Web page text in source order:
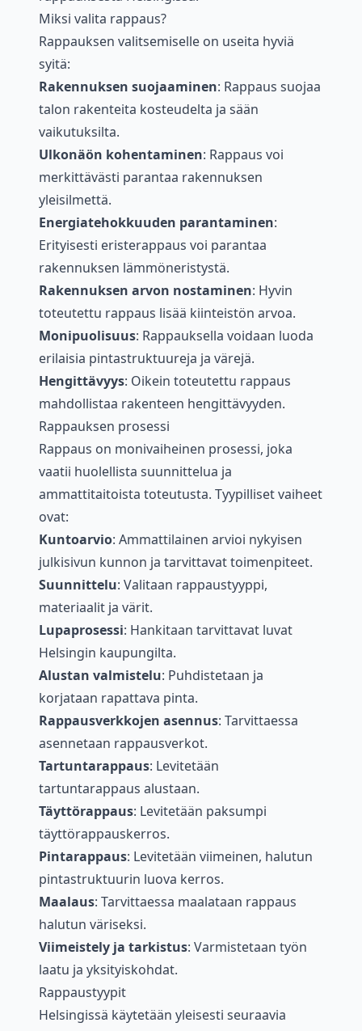
Miksi valita rappaus?
Rappauksen valitsemiselle on useita hyviä
syitä:
Rakennuksen suojaaminen: Rappaus suojaa
talon rakenteita kosteudelta ja sään
vaikutuksilta.
Ulkonäön kohentaminen: Rappaus voi
merkittävästi parantaa rakennuksen
yleisilmettä.
Energiatehokkuuden parantaminen:
Erityisesti eristerappaus voi parantaa
rakennuksen lämmöneristystä.
Rakennuksen arvon nostaminen: Hyvin
toteutettu rappaus lisää kiinteistön arvoa.
Monipuolisuus: Rappauksella voidaan luoda
erilaisia pintastruktuureja ja värejä.
Hengittävyys: Oikein toteutettu rappaus
mahdollistaa rakenteen hengittävyyden.
Rappauksen prosessi
Rappaus on monivaiheinen prosessi, joka
vaatii huolellista suunnittelua ja
ammattitaitoista toteutusta. Tyypilliset vaiheet
ovat:
Kuntoarvio: Ammattilainen arvioi nykyisen
julkisivun kunnon ja tarvittavat toimenpiteet.
Suunnittelu: Valitaan rappaustyyppi,
materiaalit ja värit.
Lupaprosessi: Hankitaan tarvittavat luvat
Helsingin kaupungilta.
Alustan valmistelu: Puhdistetaan ja
korjataan rapattava pinta.
Rappausverkkojen asennus: Tarvittaessa
asennetaan rappausverkot.
Tartuntarappaus: Levitetään
tartuntarappaus alustaan.
Täyttörappaus: Levitetään paksumpi
täyttörappauskerros.
Pintarappaus: Levitetään viimeinen, halutun
pintastruktuurin luova kerros.
Maalaus: Tarvittaessa maalataan rappaus
halutun väriseksi.
Viimeistely ja tarkistus: Varmistetaan työn
laatu ja yksityiskohdat.
Rappaustyypit
Helsingissä käytetään yleisesti seuraavia